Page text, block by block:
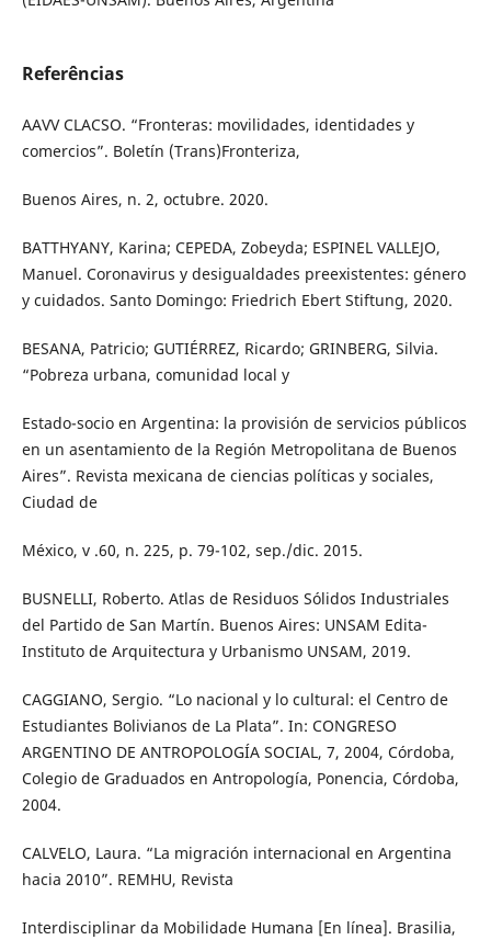
Referências
AAVV CLACSO. “Fronteras: movilidades, identidades y
comercios”. Boletín (Trans)Fronteriza,
Buenos Aires, n. 2, octubre. 2020.
BATTHYANY, Karina; CEPEDA, Zobeyda; ESPINEL VALLEJO,
Manuel. Coronavirus y desigualdades preexistentes: género
y cuidados. Santo Domingo: Friedrich Ebert Stiftung, 2020.
BESANA, Patricio; GUTIÉRREZ, Ricardo; GRINBERG, Silvia.
“Pobreza urbana, comunidad local y
Estado-socio en Argentina: la provisión de servicios públicos
en un asentamiento de la Región Metropolitana de Buenos
Aires”. Revista mexicana de ciencias políticas y sociales,
Ciudad de
México, v .60, n. 225, p. 79-102, sep./dic. 2015.
BUSNELLI, Roberto. Atlas de Residuos Sólidos Industriales
del Partido de San Martín. Buenos Aires: UNSAM Edita-
Instituto de Arquitectura y Urbanismo UNSAM, 2019.
CAGGIANO, Sergio. “Lo nacional y lo cultural: el Centro de
Estudiantes Bolivianos de La Plata”. In: CONGRESO
ARGENTINO DE ANTROPOLOGÍA SOCIAL, 7, 2004, Córdoba,
Colegio de Graduados en Antropología, Ponencia, Córdoba,
2004.
CALVELO, Laura. “La migración internacional en Argentina
hacia 2010”. REMHU, Revista
Interdisciplinar da Mobilidade Humana [En línea]. Brasilia,